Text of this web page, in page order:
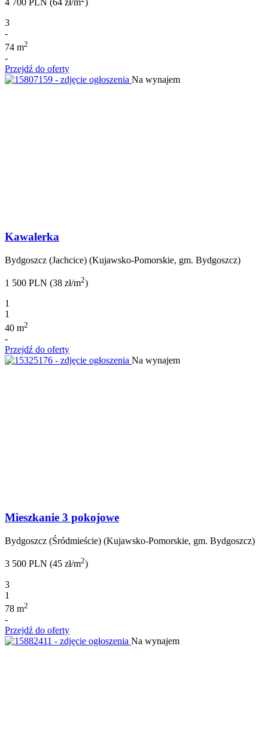
4 700 PLN (64 zł/m )
3
-
74 m2
-
Przejdź do oferty
Na wynajem
Kawalerka
Bydgoszcz (Jachcice) (Kujawsko-Pomorskie, gm. Bydgoszcz)
1 500 PLN (38 zł/m2)
1
1
40 m2
-
Przejdź do oferty
Na wynajem
Mieszkanie 3 pokojowe
Bydgoszcz (Śródmieście) (Kujawsko-Pomorskie, gm. Bydgoszcz)
3 500 PLN (45 zł/m2)
3
1
78 m2
-
Przejdź do oferty
Na wynajem